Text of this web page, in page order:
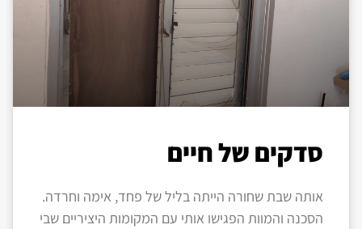
סדקים של חיים
אותה שבת שחורה הייתה בליל של פחד, אימה וחרדה.
הסכנה והמוות הפגישו אותי עם המקומות היציריים שבי